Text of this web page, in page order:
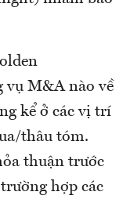
vụ M&A nào về
kể ở các vị trí
thâu tóm.
thuận trước
hợp các